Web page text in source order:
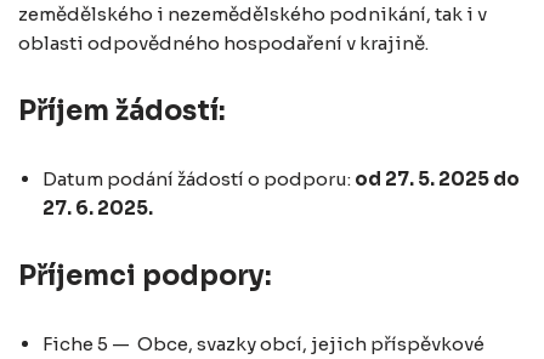
zemědělského i nezemědělského podnikání, tak i v
oblasti odpovědného hospodaření v krajině.
Příjem žádostí:
Datum podání žádostí o podporu: od 27. 5. 2025 do
27. 6. 2025.
Příjemci podpory:
Fiche 5 — Obce, svazky obcí, jejich příspěvkové